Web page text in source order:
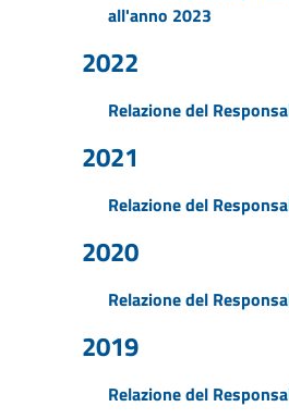
all'anno 2023
2022
Relazione del
2021
Relazione del
2020
Relazione del
2019
Relazione del